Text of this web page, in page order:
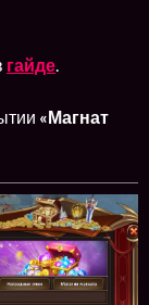
гайде.
«Магнат